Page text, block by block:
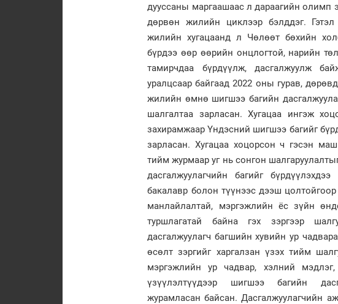
дууссаны маргаашаас л дараагийн олимп
дөрвөн жилийн циклээр бэлддэг.
жилийн хугацаанд л Чөлөөт бөхийн
бүрдээ өөр өөрийн онцлогтой, нарийн
тамирчдаа бүрдүүлж, дасгалжуулж
уралцсаар байгаад 2022 оны гурав,
жилийн өмнө шигшээ багийн
шалгалтаа зарласан. Хугацаа ингэж
захирамжаар Үндэсний шигшээ багийг
зарласан. Хугацаа хоцорсон ч гэсэн
тийм журмаар уг нь сонгон
дасгалжуулагчийн багийг
бакалавр болон түүнээс дээш цолтойгоор
манлайлалтай, мэргэжлийн ёс зүйн
туршлагатай байна гэх зэргээр
дасгалжуулагч багшийн хувийн ур
өсөлт зэргийг харгалзан үзэх тийм
мэргэжлийн ур чадвар, хэлний
үзүүлэлтүүдээр шигшээ багийн
журамласан байсан. Дасгалжуулагчийн